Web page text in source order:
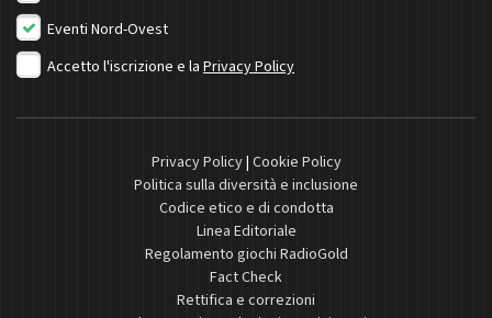
Eventi Nord-Ovest
Accetto l'iscrizione e la Privacy Policy
Privacy Policy| Cookie Policy
Politica sulla diversità e inclusione
Codice etico e di condotta
Linea Editoriale
Regolamento giochi RadioGold
Fact Check
Rettifica e correzioni